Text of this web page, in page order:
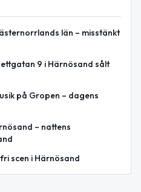
län – misstänkt
9 i Härnösand sålt
på Gropen – dagens
– nattens
scen i Härnösand